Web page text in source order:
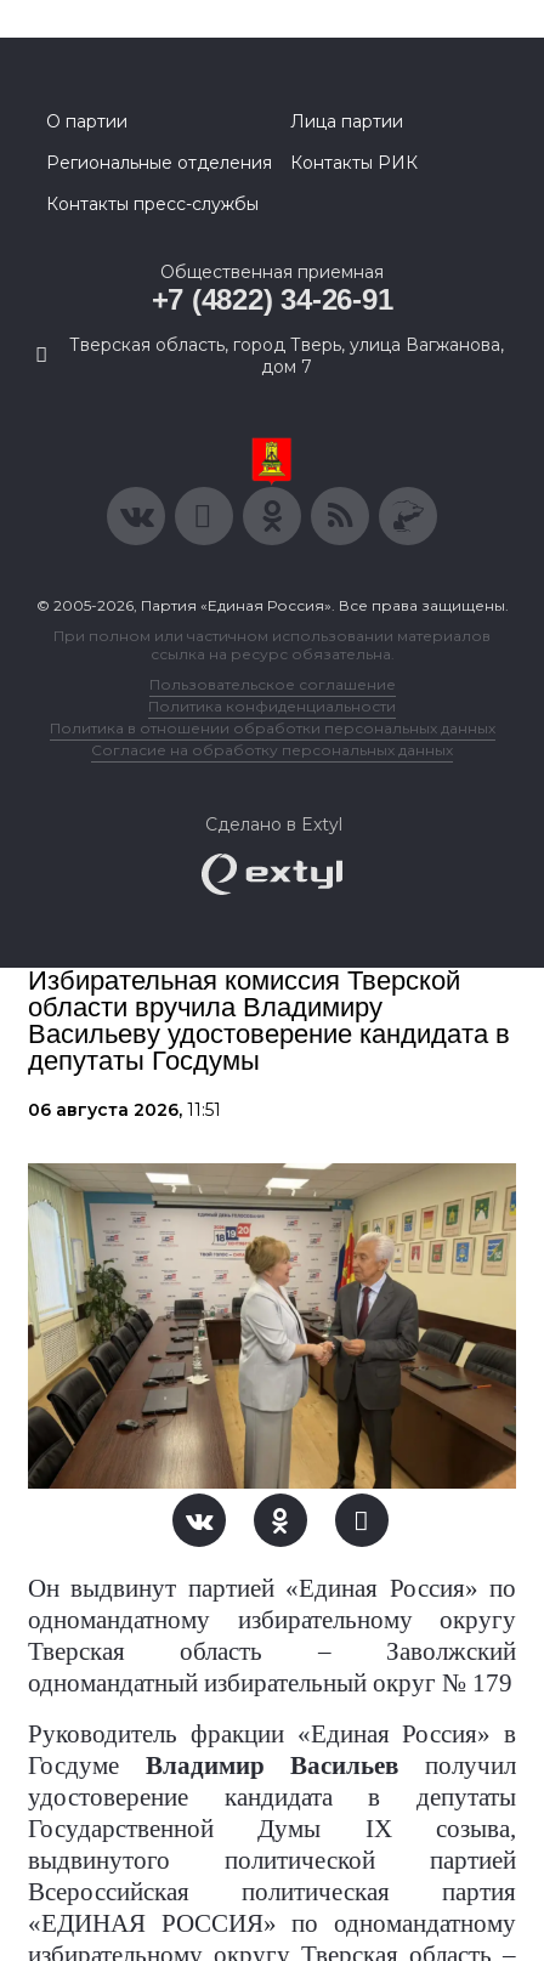
О партии
Лица партии
Региональные отделения
Контакты РИК
Контакты пресс-службы
Общественная приемная
+7 (4822) 34-26-91
Тверская область, город Тверь, улица Вагжанова,
дом 7
© 2005-2026, Партия «Единая Россия». Все права защищены.
При полном или частичном использовании материалов
ссылка на ресурс обязательна.
Пользовательское соглашение
Политика конфиденциальности
Политика в отношении обработки персональных данных
Согласие на обработку персональных данных
Сделано в Extyl
Избирательная комиссия Тверской
области вручила Владимиру
Васильеву удостоверение кандидата в
депутаты Госдумы
06 августа 2026, 11:51
Он выдвинут партией «Единая Россия» по
одномандатному избирательному округу
Тверская область – Заволжский
одномандатный избирательный округ № 179
Руководитель фракции «Единая Россия» в
Госдуме Владимир Васильев получил
удостоверение кандидата в депутаты
Государственной Думы IX созыва,
выдвинутого политической партией
Всероссийская политическая партия
«ЕДИНАЯ РОССИЯ» по одномандатному
избирательному округу Тверская область –